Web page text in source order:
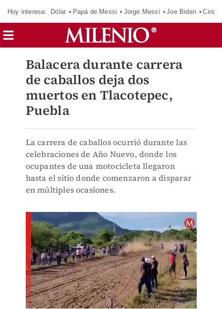
Hoy interesa: Dólar Papá de Messi Jorge Messi Joe Biden
Balacera durante carrera
de caballos deja dos
muertos en Tlacotepec,
Puebla
La carrera de caballos ocurrió durante las
celebraciones de Año Nuevo, donde los
ocupantes de una motocicleta llegaron
hasta el sitio donde comenzaron a disparar
en múltiples ocasiones.